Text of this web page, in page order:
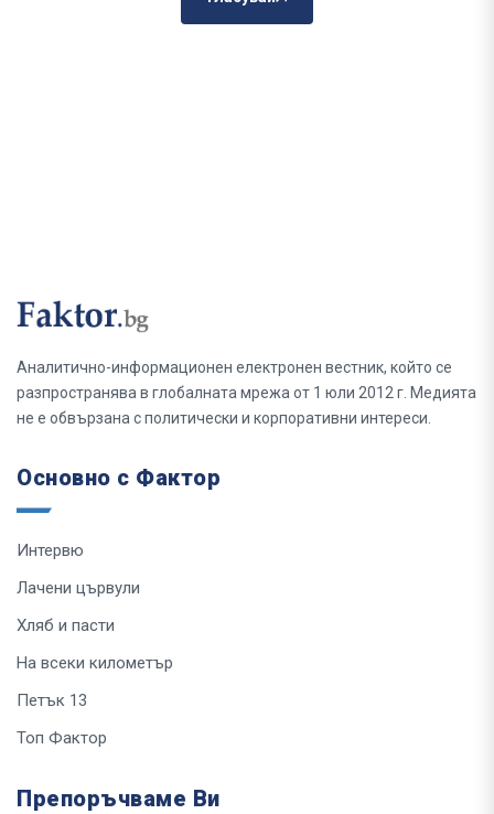
Аналитично-информационен електронен вестник, който се
разпространява в глобалната мрежа от 1 юли 2012 г. Медията
не е обвързана с политически и корпоративни интереси.
Основно с Фактор
Интервю
Лачени цървули
Хляб и пасти
На всеки километър
Петък 13
Топ Фактор
Препоръчваме Ви